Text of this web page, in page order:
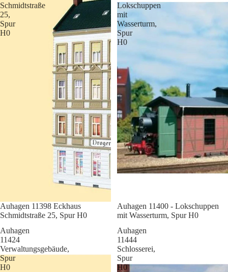
Schmidtstraße
25,
Spur
H0
Sale
Auhagen 11398 Eckhaus
Schmidtstraße 25, Spur H0
Lokschuppen
mit
Wasserturm,
Spur
H0
Sale
Auhagen 11400 - Lokschuppen
mit Wasserturm, Spur H0
Auhagen
11424
Verwaltungsgebäude,
Spur
H0
Auhagen
11444
Schlosserei,
Spur
H0